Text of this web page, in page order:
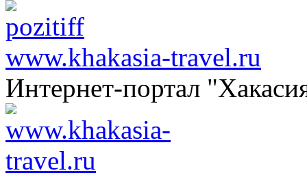
www.khakasia-travel.ru
Интернет-портал